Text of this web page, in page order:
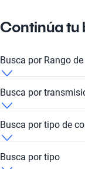
Continúa tu
Busca por Rango
Hyundai Veracruz
Hyundai Veracruz
Hyundai Veracruz
Busca por
Hyundai Veracruz
Hyundai Veracruz
Busca por tipo de
Hyundai Veracruz
Busca por tipo